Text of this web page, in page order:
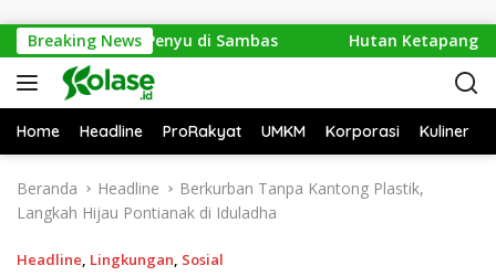
Breaking News
Telur Penyu di Sambas Hutan Ketapang Sekarat
Home Headline ProRakyat UMKM Korporasi Kuliner
Beranda Headline
Berkurban Tanpa Kantong Plastik,
Langkah Hijau Pontianak di Iduladha
Headline, Lingkungan, Sosial